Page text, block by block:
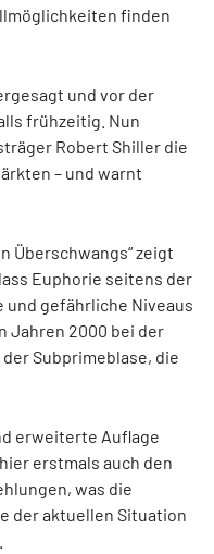
finden
und vor der
frühzeitig. Nun
Robert Shiller die
– und warnt
Überschwangs“ zeigt
Euphorie seitens der
und gefährliche Niveaus
Jahren 2000 bei der
Subprimeblase, die
erweiterte Auflage
erstmals auch den
was die
der aktuellen Situation